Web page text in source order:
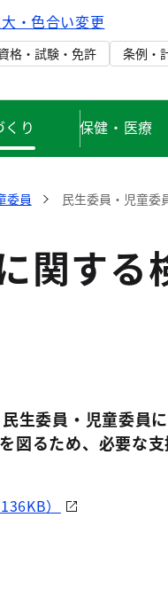
・色合い変更
格・試験・免許 条例・
り 保健・医療
委員 民生委員・児童委
関する
生委員・児童委員
図るため、必要な
）